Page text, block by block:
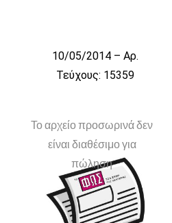
10/05/2014 – Αρ.
Τεύχους: 15359
Το αρχείο προσωρινά δεν
είναι διαθέσιμο για
πώληση